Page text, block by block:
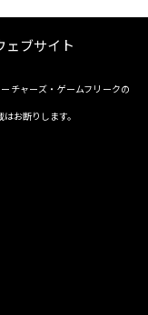
ェブサイト
チャーズ・ゲームフリークの
お断りします。